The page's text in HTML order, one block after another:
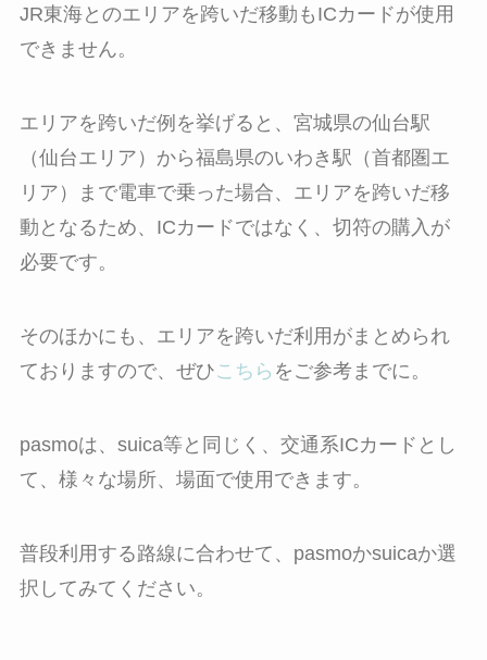
JR東海とのエリアを跨いだ移動もICカードが使用
できません。
エリアを跨いだ例を挙げると、宮城県の仙台駅
（仙台エリア）から福島県のいわき駅（首都圏エ
リア）まで電車で乗った場合、エリアを跨いだ移
動となるため、ICカードではなく、切符の購入が
必要です。
そのほかにも、エリアを跨いだ利用がまとめられ
ておりますので、ぜひこちら をご参考までに。
pasmoは、suica等と同じく、交通系ICカードとし
て、様々な場所、場面で使用できます。
普段利用する路線に合わせて、pasmoかsuicaか選
択してみてください。